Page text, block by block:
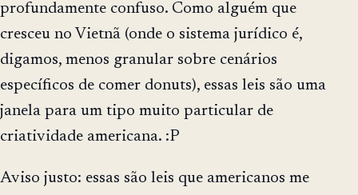
profundamente confuso. Como alguém que
cresceu no Vietnã (onde o sistema jurídico é,
digamos, menos granular sobre cenários
específicos de comer donuts), essas leis são uma
janela para um tipo muito particular de
criatividade americana. :P
Aviso justo: essas são leis que americanos me